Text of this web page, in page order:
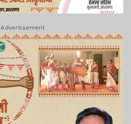
Advertisement